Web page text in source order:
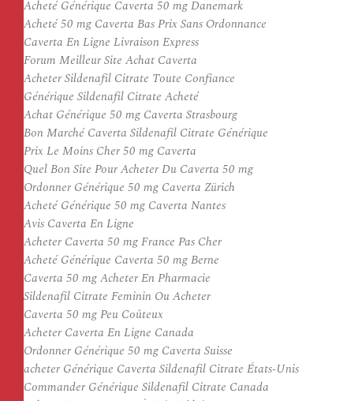
Acheté Générique Caverta 50 mg Danemark
Acheté 50 mg Caverta Bas Prix Sans Ordonnance
Caverta En Ligne Livraison Express
Forum Meilleur Site Achat Caverta
Acheter Sildenafil Citrate Toute Confiance
Générique Sildenafil Citrate Acheté
Achat Générique 50 mg Caverta Strasbourg
Bon Marché Caverta Sildenafil Citrate Générique
Prix Le Moins Cher 50 mg Caverta
Quel Bon Site Pour Acheter Du Caverta 50 mg
Ordonner Générique 50 mg Caverta Zürich
Acheté Générique 50 mg Caverta Nantes
Avis Caverta En Ligne
Acheter Caverta 50 mg France Pas Cher
Acheté Générique Caverta 50 mg Berne
Caverta 50 mg Acheter En Pharmacie
Sildenafil Citrate Feminin Ou Acheter
Caverta 50 mg Peu Coûteux
Acheter Caverta En Ligne Canada
Ordonner Générique 50 mg Caverta Suisse
acheter Générique Caverta Sildenafil Citrate États-Unis
Commander Générique Sildenafil Citrate Canada